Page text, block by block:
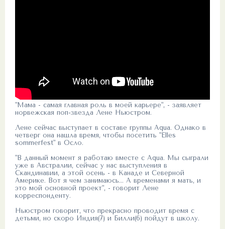
"Мама - самая главная роль в моей карьере", - заявляет
норвежская поп-звезда Лене Ньюстром.
Лене сейчас выступает в составе группы Aqua. Однако в
четверг она нашла время, чтобы посетить "Elles
sommerfest" в Осло.
"В данный момент я работаю вместе с Aqua. Мы сыграли
уже в Австралии, сейчас у нас выступления в
Скандинавии, а этой осень - в Канаде и Северной
Америке. Вот я чем занимаюсь... А временами я мать, и
это мой основной проект", - говорит Лене
корреспонденту.
Ньюстром говорит, что прекрасно проводит время с
детьми, но скоро Индия(7) и Билли(6) пойдут в школу.